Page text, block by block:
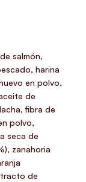
salmón,
harina
en polvo,
de
fibra de
polvo,
seca de
zanahoria
de